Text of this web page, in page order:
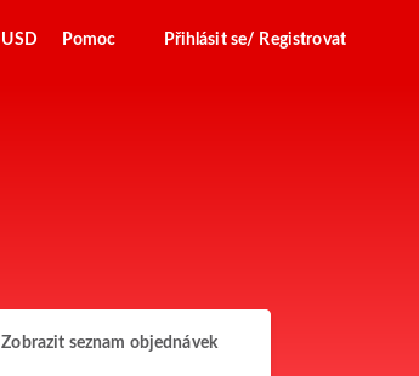
USD Pomoc Přihlásit se/ Registrovat
Zobrazit seznam objednávek